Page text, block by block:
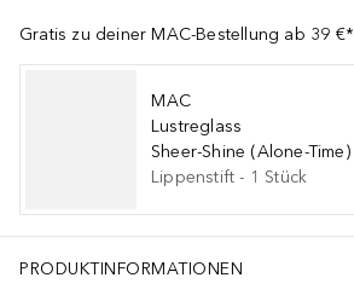
Gratis zu deiner MAC-Bestellung ab 39 €*
MAC
Lustreglass
Sheer-Shine (Alone-Time)
Lippenstift - 1 Stück
PRODUKTINFORMATIONEN